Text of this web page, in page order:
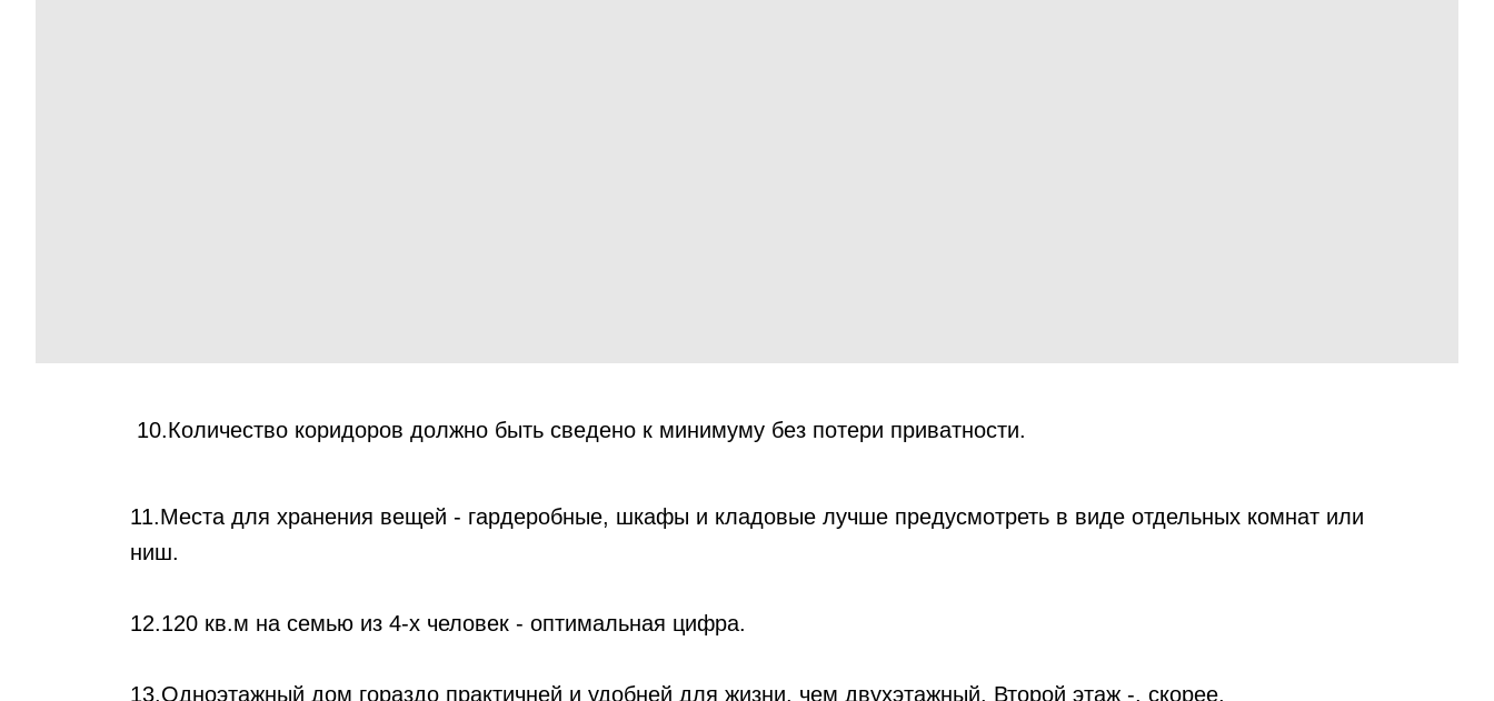
10.Количество коридоров должно быть сведено к минимуму без потери приватности.
11.Места для хранения вещей - гардеробные, шкафы и кладовые лучше предусмотреть в виде отдельных комнат или
ниш.
12.120 кв.м на семью из 4-х человек - оптимальная цифра.
13.Одноэтажный дом гораздо практичней и удобней для жизни, чем двухэтажный. Второй этаж -, скорее,